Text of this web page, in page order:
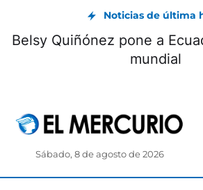
Noticias de última
Belsy Quiñónez pone a
mundial
Sábado, 8 de agosto de 2026